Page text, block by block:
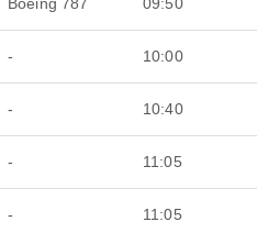
- 10:00
- 10:40
- 11:05
- 11:05